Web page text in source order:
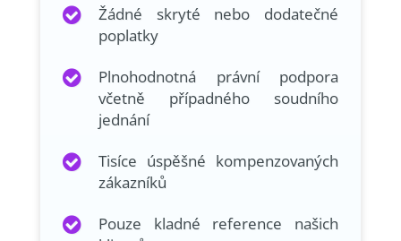
Žádné skryté nebo dodatečné
poplatky
Plnohodnotná právní podpora
včetně případného soudního
jednání
Tisíce úspěšné kompenzovaných
zákazníků
Pouze kladné reference našich